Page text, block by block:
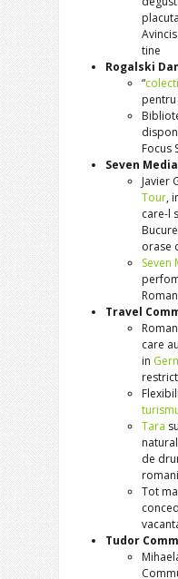
tine
Rogalski
“
pentru
Focus
Seven Media
Javier
Tour,
care-l
orase
Seven
Travel
care
in
Tara
de
Tot
Tudor